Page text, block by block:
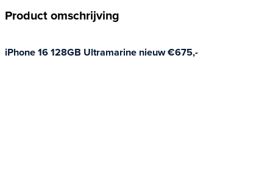
Product omschrijving
iPhone 16 128GB Ultramarine nieuw €675,-